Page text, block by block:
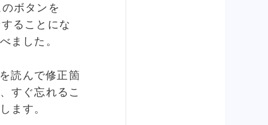
ボタンを
ることにな
ました。
読んで修正箇
すぐ忘れるこ
ます。